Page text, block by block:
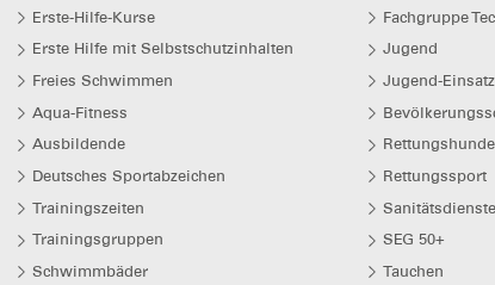
Erste-Hilfe-Kurse
Erste Hilfe mit Selbstschutzinhalten
Freies Schwimmen
Aqua-Fitness
Ausbildende
Deutsches Sportabzeichen
Trainingszeiten
Trainingsgruppen
Schwimmbäder
Fachgruppe
Jugend
Jugend-
Rettungssport
Sanitätsdienste
SEG 50+
Tauchen